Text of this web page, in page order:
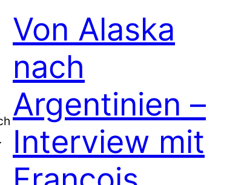
Von Alaska
nach
Argentinien –
Interview mit